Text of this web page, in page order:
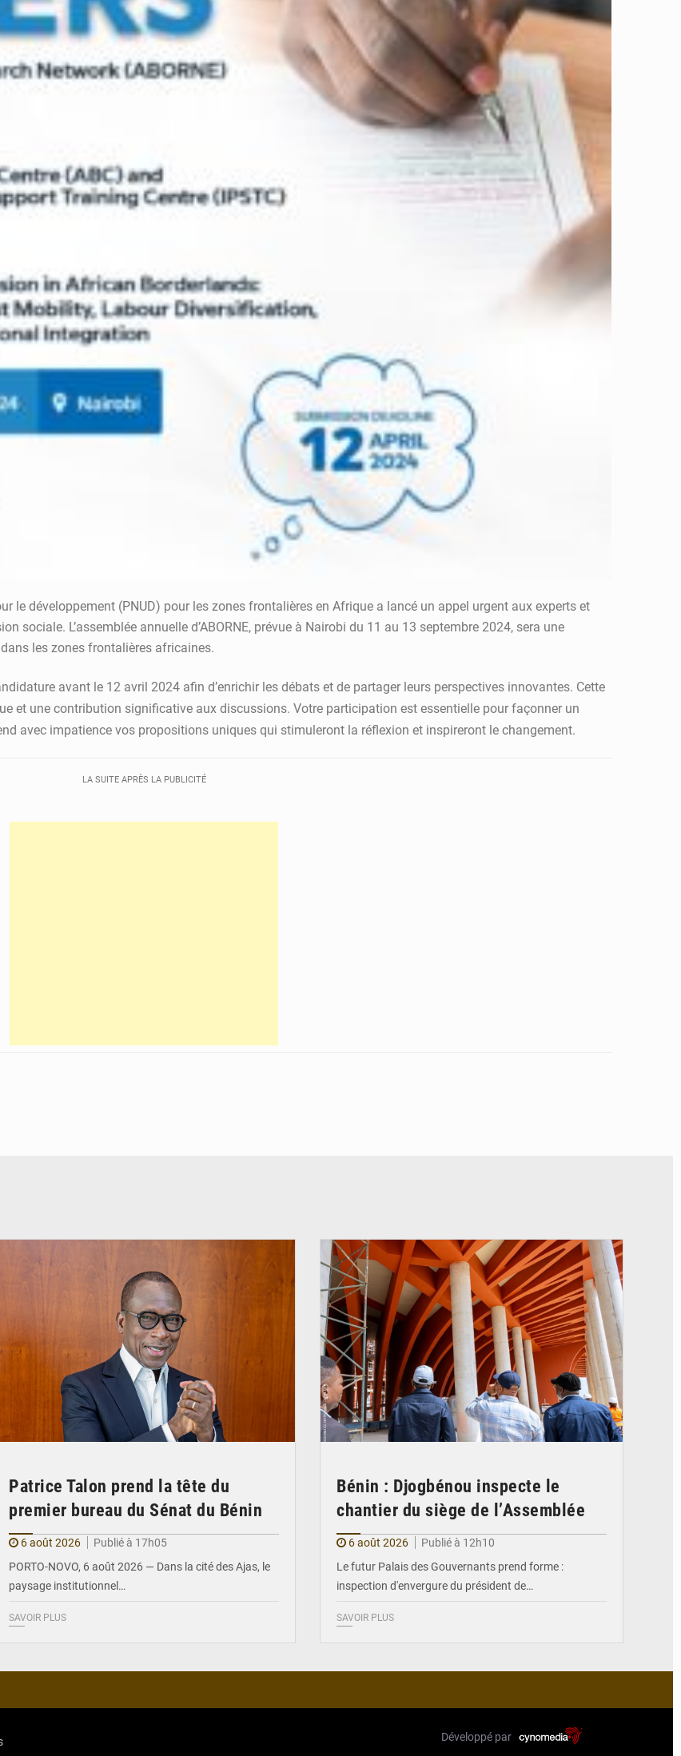
le développement (PNUD) pour les zones frontalières en Afrique a lancé un appel urgent aux experts et
sociale. L’assemblée annuelle d’ABORNE, prévue à Nairobi du 11 au 13 septembre 2024, sera une
les zones frontalières africaines.
avant le 12 avril 2024 afin d’enrichir les débats et de partager leurs perspectives innovantes. Cette
et une contribution significative aux discussions. Votre participation est essentielle pour façonner un
avec impatience vos propositions uniques qui stimuleront la réflexion et inspireront le changement.
LA SUITE APRÈS LA PUBLICITÉ
Patrice Talon prend la tête du
premier bureau du Sénat du Bénin
6 août 2026
Publié à 17h05
PORTO-NOVO, 6 août 2026 — Dans la cité des Ajas, le
paysage institutionnel…
SAVOIR PLUS
Bénin : Djogbénou inspecte le
chantier du siège de l’Assemblée
6 août 2026
Publié à 12h10
Le futur Palais des Gouvernants prend forme :
inspection d'envergure du président de…
SAVOIR PLUS
Développé par